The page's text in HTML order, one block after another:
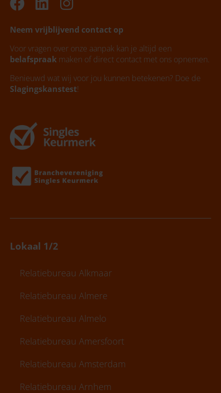
Neem vrijblijvend contact op
Voor vragen over onze aanpak kan je altijd een
belafspraak maken of direct contact met ons opnemen.
Benieuwd wat wij voor jou kunnen betekenen? Doe de
Slagingskanstest!
Lokaal 1/2
Relatiebureau Alkmaar
Relatiebureau Almere
Relatiebureau Almelo
Relatiebureau Amersfoort
Relatiebureau Amsterdam
Relatiebureau Arnhem